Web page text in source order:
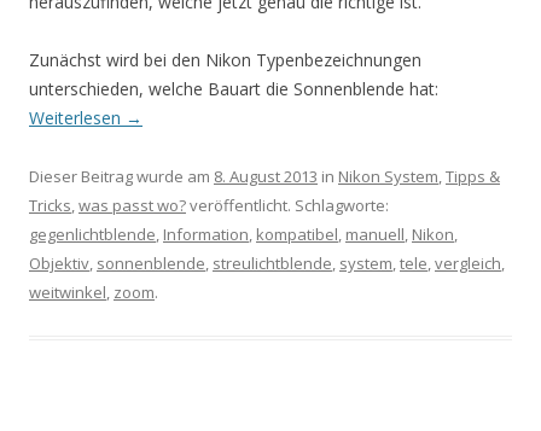
Zunächst wird bei den Nikon Typenbezeichnungen
unterschieden, welche Bauart die Sonnenblende hat:
Weiterlesen →
Dieser Beitrag wurde am 8. August 2013 in Nikon System,Tipps &
Tricks,was passt wo?veröffentlicht. Schlagworte:
gegenlichtblende, Information, kompatibel, manuell, Nikon,
Objektiv, sonnenblende, streulichtblende, system,tele,vergleich,
weitwinkel, zoom.